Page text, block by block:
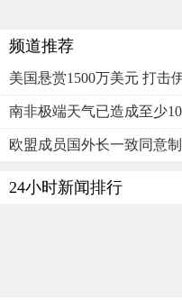
频道推荐
美国悬赏1500万美元 打击
南非极端天气已造成至少
欧盟成员国外长一致同意
24小时新闻排行